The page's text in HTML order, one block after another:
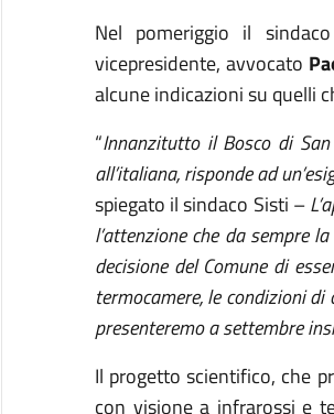
Nel pomeriggio il
vicepresidente, avvocato
alcune indicazioni su quelli
“Innanzitutto il Bosco di
all’italiana, risponde ad
spiegato il sindaco Sisti –
l’attenzione che da sempre
decisione del Comune di
termocamere, le condizioni
presenteremo a settembre
Il progetto scientifico, che
con visione a infrarossi e